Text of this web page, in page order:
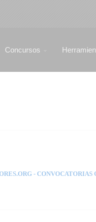
Concursos
- CONVOCATORIAS